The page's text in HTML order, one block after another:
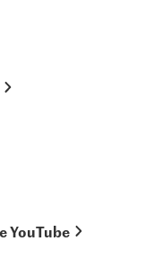
YouTube